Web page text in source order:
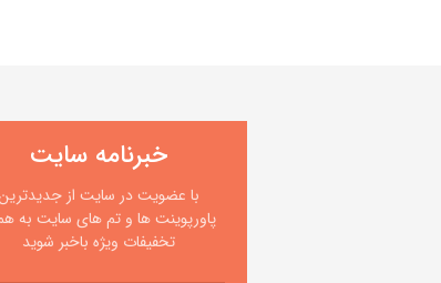
خبرنامه سایت
با عضویت در سایت از
پاورپوینت ها و تم های سایت به
تخفیفات ویژه باخبر شوید